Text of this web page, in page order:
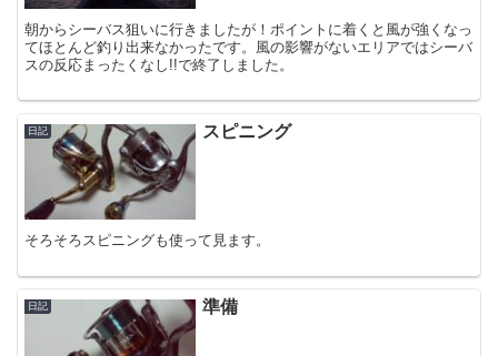
朝からシーバス狙いに行きましたが！ポイントに着くと風が強くなっ
てほとんど釣り出来なかったです。風の影響がないエリアではシーバ
スの反応まったくなし!!で終了しました。
日記 スピニング
そろそろスピニングも使って見ます。
日記 準備